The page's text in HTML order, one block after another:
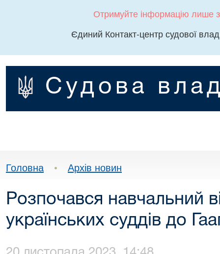
Отримуйте інформацію лише
Єдиний Контакт-центр судової
Судова
Головна • Архів новин
Розпочався навчальний
українських суддів до